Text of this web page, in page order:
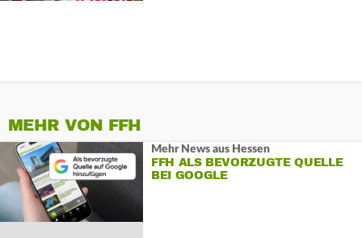
MEHR VON FFH
Mehr News aus Hessen
FFH ALS BEVORZUGTE QUELLE
BEI GOOGLE